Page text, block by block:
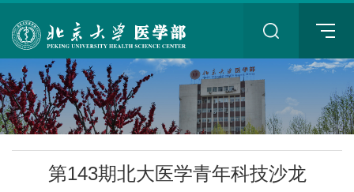
+
第143期北大医学青年科技沙龙